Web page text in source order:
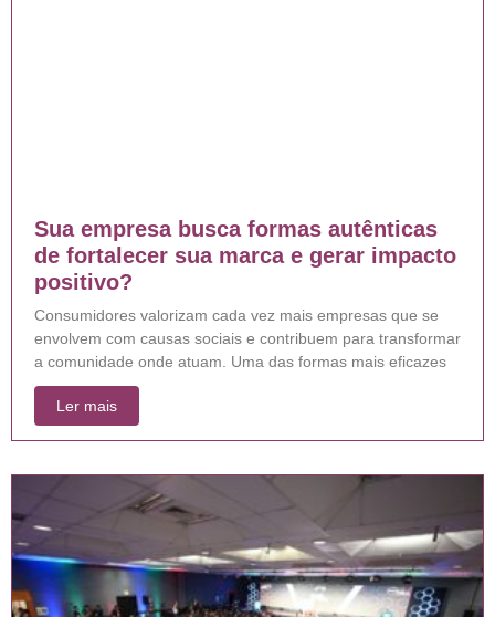
Sua empresa busca formas autênticas
de fortalecer sua marca e gerar impacto
positivo?
Consumidores valorizam cada vez mais empresas que se
envolvem com causas sociais e contribuem para transformar
a comunidade onde atuam. Uma das formas mais eficazes
Ler mais